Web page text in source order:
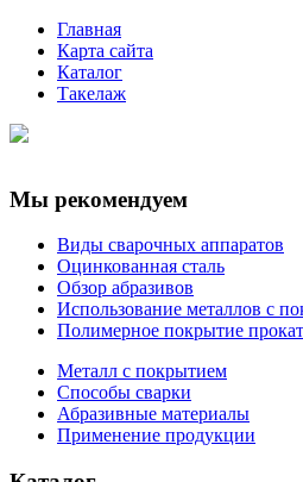
Главная
Карта сайта
Каталог
Такелаж
Мы рекомендуем
Виды сварочных аппаратов
Оцинкованная сталь
Обзор абразивов
Использование металлов с
Полимерное покрытие
Металл с покрытием
Способы сварки
Абразивные материалы
Применение продукции